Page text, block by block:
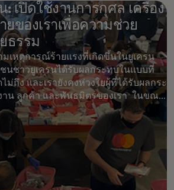
เปิดใช้งานการกุศล เครื่อง
ยของเราเพื่อความช่วย
ธรรม
มเหตุการณ์ร้ายแรงที่เกิดขึ้นในยูเครน
นชาวยูเครนได้รับผลกระทบในแบบที่
ม่ถึง และเรายังคงห่วงใยผู้ที่ได้รับผลกระ
าน ลูกค้า และพันธมิตรของเรา ในขณะ
านมนุษยธรรมยังคงดำเนินต่อไป สิ่งที่
นอันดับแรกคือความเป็นอยู่ที่ดีและความ
และครอบครัวของพวกเขา